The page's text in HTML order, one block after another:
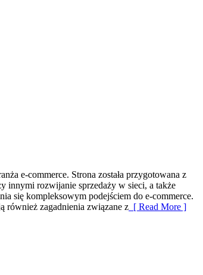
e-commerce. Strona została przygotowana z
innymi rozwijanie sprzedaży w sieci, a także
się kompleksowym podejściem do e-commerce.
również zagadnienia związane z [ Read More ]